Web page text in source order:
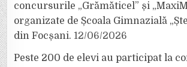
concursurile „Grămăticel” și
organizate de Școala Gimnazială
din Focșani. 12/06/2026
Peste 200 de elevi au participat la